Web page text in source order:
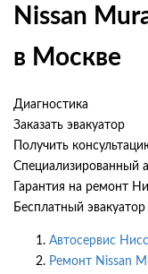
Nissan
в Москве
Диагностика
Заказать эвакуатор
Получить
Специализированный
Гарантия на ремонт
Бесплатный
Автосервис
Ремонт Nissan